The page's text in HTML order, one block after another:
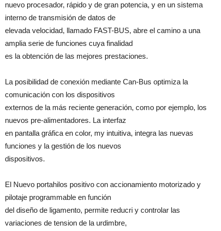
nuevo procesador, rápido y de gran potencia, y en un sistema
interno de transmisión de datos de
elevada velocidad, llamado FAST-BUS, abre el camino a una
amplia serie de funciones cuya finalidad
es la obtención de las mejores prestaciones.
La posibilidad de conexión mediante Can-Bus optimiza la
comunicación con los dispositivos
externos de la más reciente generación, como por ejemplo, los
nuevos pre-alimentadores. La interfaz
en pantalla gráfica en color, my intuitiva, integra las nuevas
funciones y la gestión de los nuevos
dispositivos.
El Nuevo portahilos positivo con accionamiento motorizado y
pilotaje programmable en función
del diseño de ligamento, permite reducri y controlar las
variaciones de tension de la urdimbre,